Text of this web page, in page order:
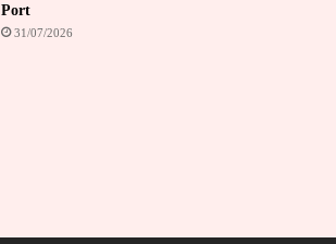
Port
31/07/2026